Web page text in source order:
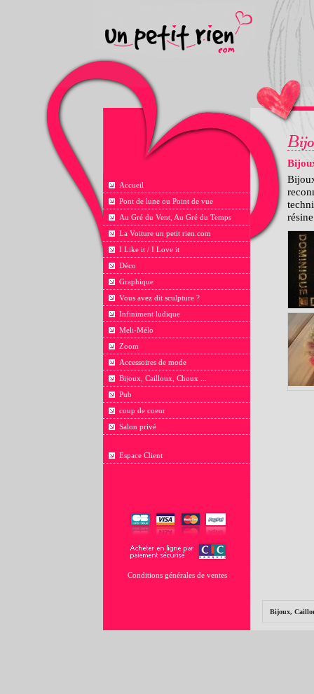
Accueil
Pont de lune ou Point de vue
Au Gré du Vent, Au Gré du Temps
La Voiture un petit rien.com
I Like it / I Love it
Déco
Graphique
Vous avez dit sculpture ?
Infiniment ludique
Meli-Mélo
Zoom
Accessoires de mode
Bijoux, Cailloux, Choux ...
Pub
coup de coeur
Salon privé
Espace Client
Conditions générales de ventes
Bijoux,